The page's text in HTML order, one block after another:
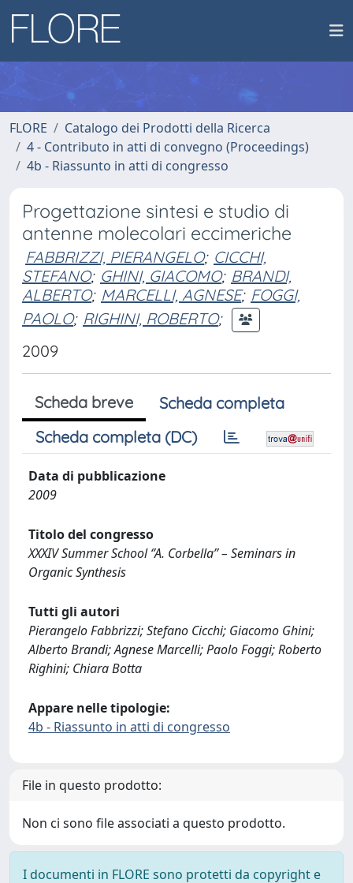
FLORE
Catalogo dei Prodotti della Ricerca
4 - Contributo in atti di convegno (Proceedings)
4b - Riassunto in atti di congresso
Progettazione sintesi e studio di
antenne molecolari eccimeriche
FABBRIZZI, PIERANGELO; CICCHI,
STEFANO; GHINI, GIACOMO; BRANDI,
ALBERTO; MARCELLI, AGNESE; FOGGI,
PAOLO; RIGHINI, ROBERTO;
2009
Scheda breve
Scheda completa
Scheda completa (DC)
Data di pubblicazione
2009
Titolo del congresso
XXXIV Summer School ‘’A. Corbella’’ – Seminars in
Organic Synthesis
Tutti gli autori
Pierangelo Fabbrizzi; Stefano Cicchi; Giacomo Ghini;
Alberto Brandi; Agnese Marcelli; Paolo Foggi; Roberto
Righini; Chiara Botta
Appare nelle tipologie:
4b - Riassunto in atti di congresso
File in questo prodotto:
Non ci sono file associati a questo prodotto.
I documenti in FLORE sono protetti da copyright e